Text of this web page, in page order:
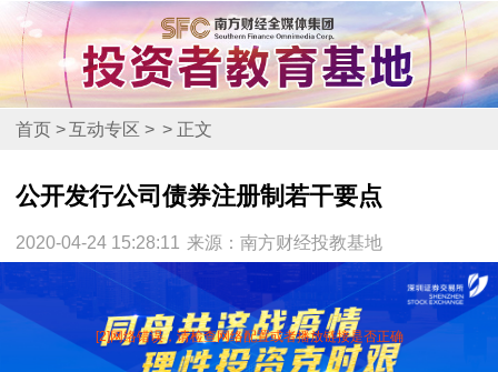
首页 > 互动专区 > > 正文
公开发行公司债券注册制若干要点
2020-04-24 15:28:11 来源：南方财经投教基地
[2]网络错误，请检查网络配置或者播放链接是否正确